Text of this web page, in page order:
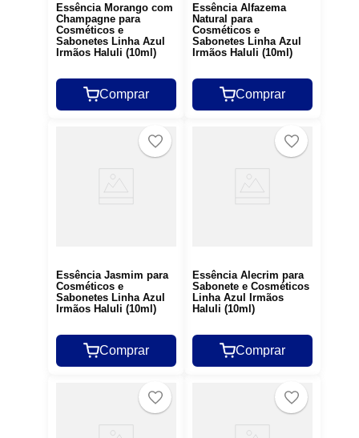
Essência Morango com
Champagne para
Cosméticos e
Sabonetes Linha Azul
Irmãos Haluli (10ml)
Comprar
Essência Alfazema
Natural para
Cosméticos e
Sabonetes Linha Azul
Irmãos Haluli (10ml)
Comprar
Essência Jasmim para
Cosméticos e
Sabonetes Linha Azul
Irmãos Haluli (10ml)
Comprar
Essência Alecrim para
Sabonete e Cosméticos
Linha Azul Irmãos
Haluli (10ml)
Comprar